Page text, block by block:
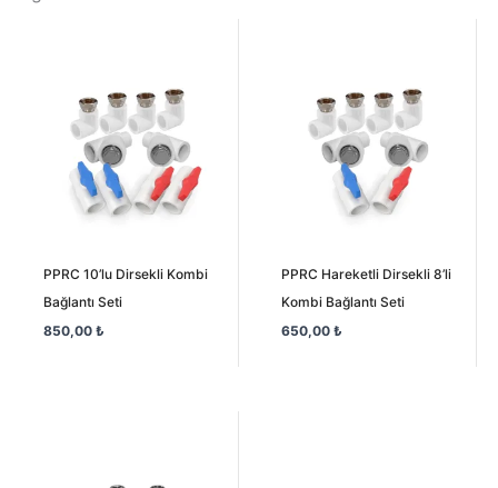
PPRC 10’lu Dirsekli Kombi
Bağlantı Seti
850,00₺
PPRC Hareketli Dirsekli 8’li
Kombi Bağlantı Seti
650,00₺